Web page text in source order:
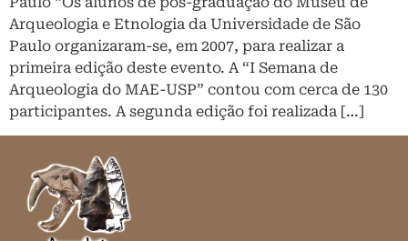
Arqueologia e Etnologia da Universidade de São
Paulo organizaram-se, em 2007, para realizar a
primeira edição deste evento. A “I Semana de
Arqueologia do MAE-USP” contou com cerca de 130
participantes. A segunda edição foi realizada […]